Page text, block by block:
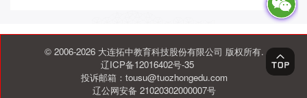
© 2006-2026 大连拓中教育科技股份有限公司 版权所有.
辽ICP备12016402号-35
投诉邮箱：tousu@tuozhongedu.com
辽公网安备 21020302000007号